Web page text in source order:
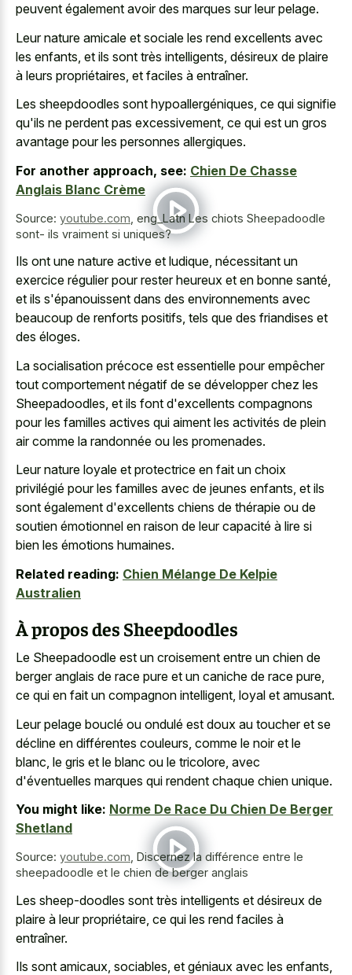
peuvent également avoir des marques sur leur pelage.
Leur nature amicale et sociale les rend excellents avec
les enfants, et ils sont très intelligents, désireux de plaire
à leurs propriétaires, et faciles à entraîner.
Les sheepdoodles sont hypoallergéniques, ce qui signifie
qu'ils ne perdent pas excessivement, ce qui est un gros
avantage pour les personnes allergiques.
For another approach, see: Chien De Chasse
Anglais Blanc Crème
Source: youtube.com eng_Latn Les chiots Sheepadoodle
sont- ils vraiment si uniques?
Ils ont une nature active et ludique, nécessitant un
exercice régulier pour rester heureux et en bonne santé,
et ils s'épanouissent dans des environnements avec
beaucoup de renforts positifs, tels que des friandises et
des éloges.
La socialisation précoce est essentielle pour empêcher
tout comportement négatif de se développer chez les
Sheepadoodles, et ils font d'excellents compagnons
pour les familles actives qui aiment les activités de plein
air comme la randonnée ou les promenades.
Leur nature loyale et protectrice en fait un choix
privilégié pour les familles avec de jeunes enfants, et ils
sont également d'excellents chiens de thérapie ou de
soutien émotionnel en raison de leur capacité à lire si
bien les émotions humaines.
Related reading: Chien Mélange De Kelpie
Australien
À propos des Sheepdoodles
Le Sheepadoodle est un croisement entre un chien de
berger anglais de race pure et un caniche de race pure,
ce qui en fait un compagnon intelligent, loyal et amusant.
Leur pelage bouclé ou ondulé est doux au toucher et se
décline en différentes couleurs, comme le noir et le
blanc, le gris et le blanc ou le tricolore, avec
d'éventuelles marques qui rendent chaque chien unique.
You might like: Norme De Race Du Chien De Berger
Shetland
Source: youtube.com Discernez la différence entre le
sheepadoodle et le chien de berger anglais
Les sheep-doodles sont très intelligents et désireux de
plaire à leur propriétaire, ce qui les rend faciles à
entraîner.
Ils sont amicaux, sociables, et géniaux avec les enfants,